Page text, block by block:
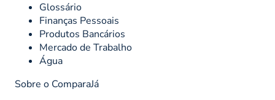
Glossário
Finanças Pessoais
Produtos Bancários
Mercado de Trabalho
Água
Sobre o ComparaJá